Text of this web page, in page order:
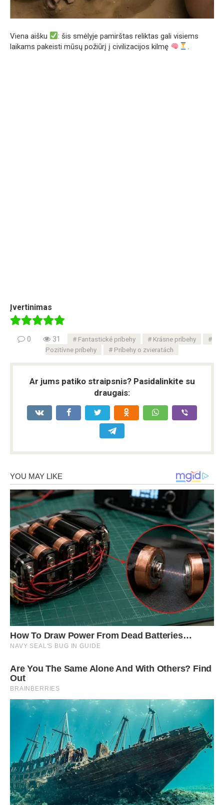
Viena aišku
: šis smėlyje pamirštas reliktas gali visiems
laikams pakeisti mūsų požiūrį į civilizacijos kilmę
Įvertinimas
0 31 Fantastické príbehy
Krásne príbehy
Pozitívne príbehy
Príbehy o zvieratách
Ar jums patiko straipsnis? Pasidalinkite su
draugais: